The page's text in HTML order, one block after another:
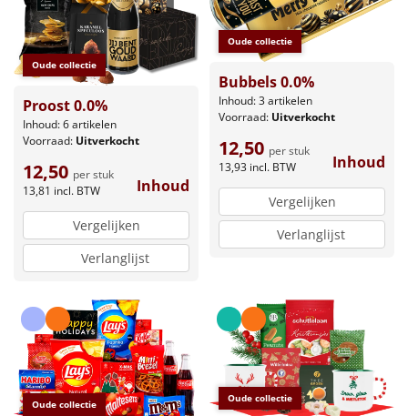
Oude collectie
Proost 0.0%
Inhoud: 6 artikelen
Voorraad: Uitverkocht
12,50 per stuk
13,81 incl. BTW Inhoud
Vergelijken
Verlanglijst
Oude collectie
Bubbels 0.0%
Inhoud: 3 artikelen
Voorraad: Uitverkocht
12,50 per stuk
13,93 incl. BTW Inhoud
Vergelijken
Verlanglijst
Oude collectie
Oude collectie